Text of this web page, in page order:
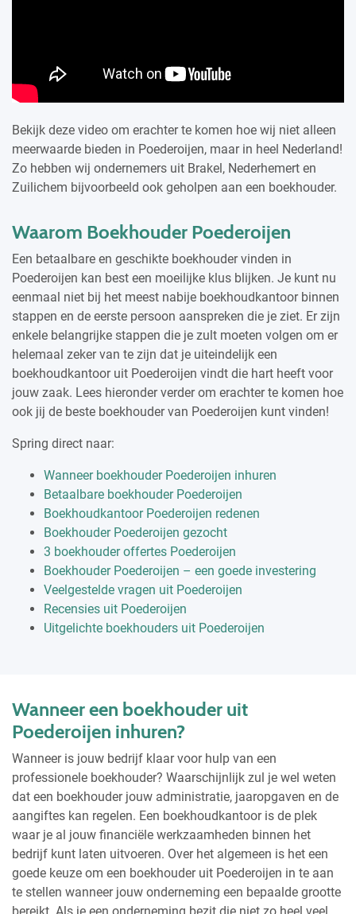
Bekijk deze video om erachter te komen hoe wij niet alleen
meerwaarde bieden in Poederoijen, maar in heel Nederland!
Zo hebben wij ondernemers uit Brakel, Nederhemert en
Zuilichem bijvoorbeeld ook geholpen aan een boekhouder.
Waarom Boekhouder Poederoijen
Een betaalbare en geschikte boekhouder vinden in
Poederoijen kan best een moeilijke klus blijken. Je kunt nu
eenmaal niet bij het meest nabije boekhoudkantoor binnen
stappen en de eerste persoon aanspreken die je ziet. Er zijn
enkele belangrijke stappen die je zult moeten volgen om er
helemaal zeker van te zijn dat je uiteindelijk een
boekhoudkantoor uit Poederoijen vindt die hart heeft voor
jouw zaak. Lees hieronder verder om erachter te komen hoe
ook jij de beste boekhouder van Poederoijen kunt vinden!
Spring direct naar:
Wanneer boekhouder Poederoijen inhuren
Betaalbare boekhouder Poederoijen
Boekhoudkantoor Poederoijen redenen
Boekhouder Poederoijen gezocht
3 boekhouder offertes Poederoijen
Boekhouder Poederoijen – een goede investering
Veelgestelde vragen uit Poederoijen
Recensies uit Poederoijen
Uitgelichte boekhouders uit Poederoijen
Wanneer een boekhouder uit
Poederoijen inhuren?
Wanneer is jouw bedrijf klaar voor hulp van een
professionele boekhouder? Waarschijnlijk zul je wel weten
dat een boekhouder jouw administratie, jaaropgaven en de
aangiftes kan regelen. Een boekhoudkantoor is de plek
waar je al jouw financiële werkzaamheden binnen het
bedrijf kunt laten uitvoeren. Over het algemeen is het een
goede keuze om een boekhouder uit Poederoijen in te aan
te stellen wanneer jouw onderneming een bepaalde grootte